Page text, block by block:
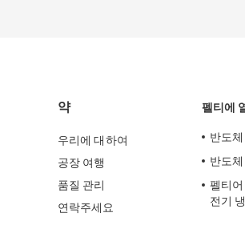
약
우리에 대하여
공장 여행
품질 관리
연락주세요
펠티에
반도
반도
펠티
전기